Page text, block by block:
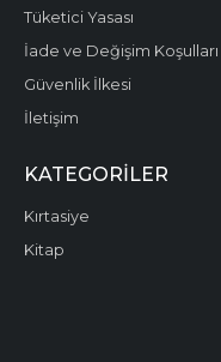
Tüketici Yasası
İade ve Değişim Koşulları
Güvenlik İlkesi
İletişim
KATEGORILER
Kırtasiye
Kitap